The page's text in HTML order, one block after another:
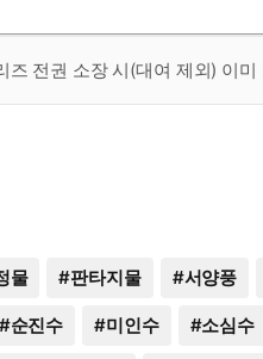
즈 전권 소장 시(대여 제외) 이
물 #판타지물 #서양풍
#순진수 #미인수 #소심수